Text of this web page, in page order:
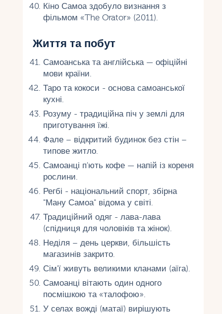
Кіно Самоа здобуло визнання з
фільмом «The Orator» (2011).
Життя та побут
Самоанська та англійська — офіційні
мови країни.
Таро та кокоси - основа самоанської
кухні.
Розуму - традиційна піч у землі для
приготування їжі.
Фале – відкритий будинок без стін –
типове житло.
Самоанці п'ють кофе — напій із кореня
рослини.
Регбі - національний спорт, збірна
"Ману Самоа" відома у світі.
Традиційний одяг - лава-лава
(спідниця для чоловіків та жінок).
Неділя – день церкви, більшість
магазинів закрито.
Сім'ї живуть великими кланами (аїга).
Самоанці вітають один одного
посмішкою та «талофою».
У селах вожді (матаї) вирішують